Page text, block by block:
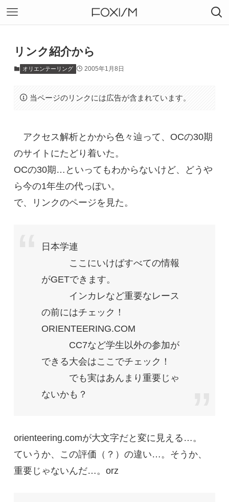
リンク紹介から
オリエンテーリング 2005年1月8日
当ページのリンクには広告が含まれています。
アクセス解析とかから色々辿って、OCの30期
のサイトにたどり着いた。
OCの30期…といってもわからないけど、どうや
ら今の1年生の代っぽい。
で、リンクのページを見た。
日本学連
ここにいけばすべての情報
がGETできます。
インカレなど重要なレース
の前にはチェック！
ORIENTEERING.COM
CC7など学生以外の参加が
できる大会はここでチェック！
でも実はあんまり重要じゃ
ないかも？
orienteering.comが大文字だと変に見える…。
ていうか、この評価（？）の違い…。そうか、
重要じゃないんだ…。orz